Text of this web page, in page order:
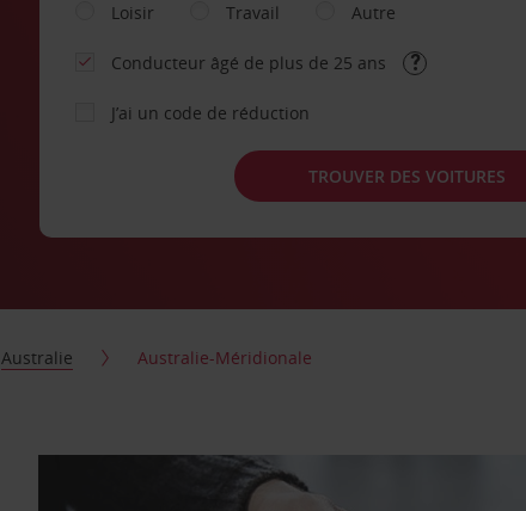
Loisir
Travail Autre
Conducteur âgé de plus de 25 ans
J’ai un code de réduction
TROUVER DES VOITURES
Australie Australie-Méridionale